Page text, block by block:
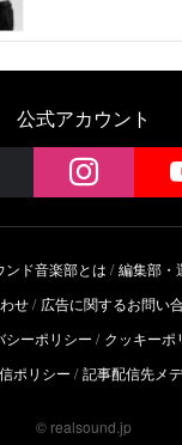
公式アカウント
ンド音楽部とは
編集部・
せ
広告に関するお問い
シーポリシー
クッキーポ
ポリシー
記事配信先メ
© realsound.jp